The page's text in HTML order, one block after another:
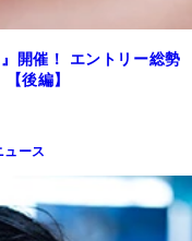
開催！ エントリー総勢
後編】
ュース